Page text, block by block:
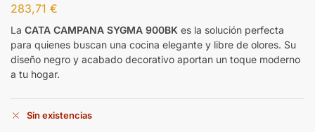
283,71 €
La CATA CAMPANA SYGMA 900BK es la solución perfecta
para quienes buscan una cocina elegante y libre de olores. Su
diseño negro y acabado decorativo aportan un toque moderno
a tu hogar.
Sin existencias